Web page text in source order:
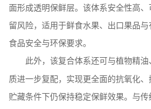
面形成透明保鲜层。该体系安全性高
留风险，适用于鲜食水果、出口果品
食品安全与环保要求。
此外，该复合体系还可与植物精油
质进一步复配，实现更全面的抗氧化
贮藏条件下仍保持稳定保鲜效果。与